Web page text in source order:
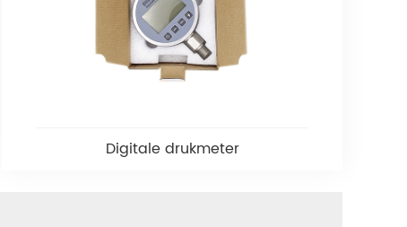
Digitale drukmeter